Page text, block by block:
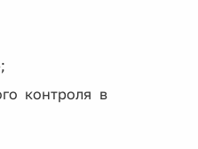
контроля в